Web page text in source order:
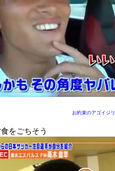
お約束のアゴイジリ
をごちそう